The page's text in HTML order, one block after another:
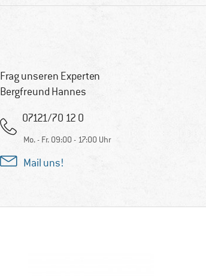
Frag unseren Experten
Bergfreund Hannes
07121/70 12 0
Mo. - Fr. 09:00 - 17:00 Uhr
Mail uns!